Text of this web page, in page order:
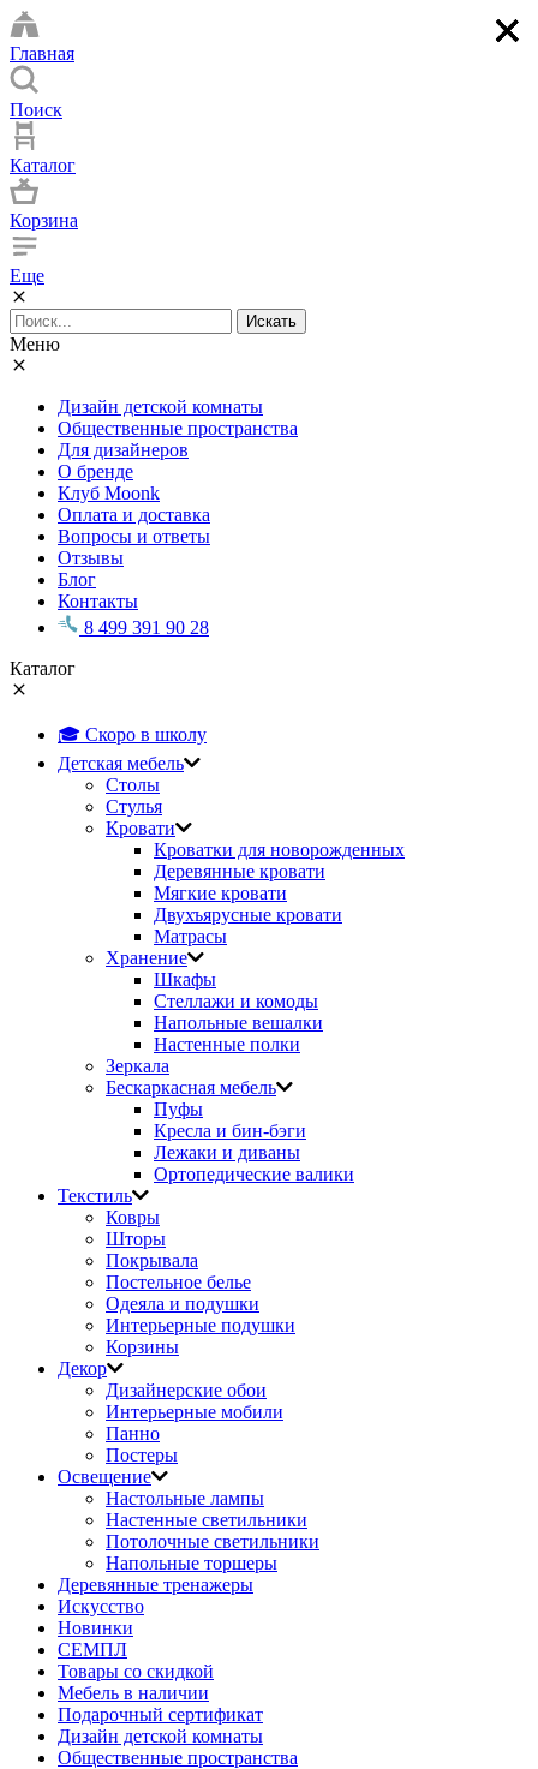
Главная
Поиск
Каталог
Корзина
Еще
Искать
Меню
Дизайн детской комнаты
Общественные пространства
Для дизайнеров
О бренде
Клуб Moonk
Оплата и доставка
Вопросы и ответы
Отзывы
Блог
Контакты
8 499 391 90 28
Каталог
🎓 Скоро в школу
Детская мебель
Столы
Стулья
Кровати
Кроватки для новорожденных
Деревянные кровати
Мягкие кровати
Двухъярусные кровати
Матрасы
Хранение
Шкафы
Стеллажи и комоды
Напольные вешалки
Настенные полки
Зеркала
Бескаркасная мебель
Пуфы
Кресла и бин-бэги
Лежаки и диваны
Ортопедические валики
Текстиль
Ковры
Шторы
Покрывала
Постельное белье
Одеяла и подушки
Интерьерные подушки
Корзины
Декор
Дизайнерские обои
Интерьерные мобили
Панно
Постеры
Освещение
Настольные лампы
Настенные светильники
Потолочные светильники
Напольные торшеры
Деревянные тренажеры
Искусство
Новинки
СЕМПЛ
Товары со скидкой
Мебель в наличии
Подарочный сертификат
Дизайн детской комнаты
Общественные пространства
×
×
×
×